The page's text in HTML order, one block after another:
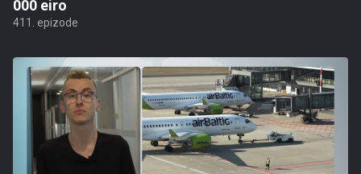
000 eiro
411. epizode